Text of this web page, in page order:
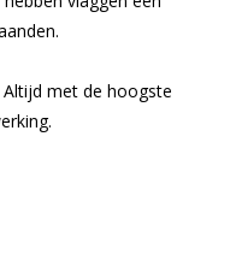
Altijd met de hoogste